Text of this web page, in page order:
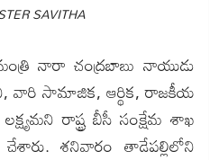
SAVITHA
నారా చంద్రబాబు నాయుడు
వారి సామాజిక, ఆర్థిక, రాజకీయ
రాష్ట్ర బీసీ సంక్షేమ శాఖ
చేశారు. శనివారం తాడేపల్లిలోని